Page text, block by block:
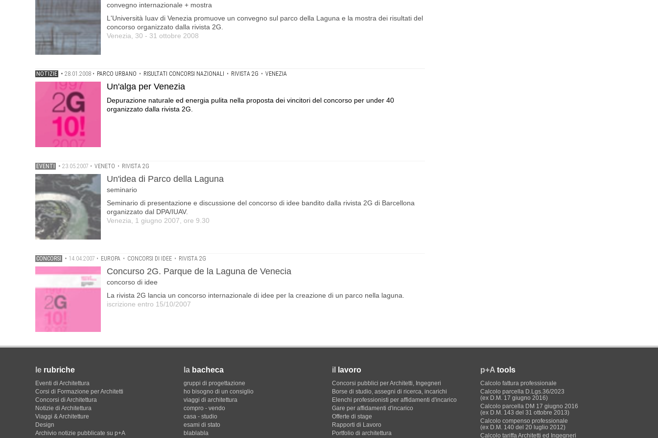
convegno internazionale + mostra
L'Università Iuav di Venezia promuove un convegno sul parco della Laguna e la mostra dei risultati del
concorso organizzato dalla rivista 2G.
Venezia, 30 - 31 ottobre 2008
NOTIZIE • 28.01.2008 • PARCO URBANO • RISULTATI CONCORSI NAZIONALI • RIVISTA 2G • VENEZIA
Un'alga per Venezia
Depurazione naturale ed energia pulita nella proposta dei vincitori del concorso per under 40
organizzato dalla rivista 2G.
EVENTI • 23.05.2007 • VENETO • RIVISTA 2G
Un'idea di Parco della Laguna
seminario
Seminario di presentazione e discussione del concorso di idee bandito dalla rivista 2G di Barcellona
organizzato dal DPA/IUAV.
Venezia, 1 giugno 2007, ore 9.30
CONCORSI • 14.04.2007 • EUROPA • CONCORSI DI IDEE • RIVISTA 2G
Concurso 2G. Parque de la Laguna de Venecia
concorso di idee
La rivista 2G lancia un concorso internazionale di idee per la creazione di un parco nella laguna.
iscrizione entro 15/10/2007
le rubriche
Eventi di Architettura
Corsi di Formazione per Architetti
Concorsi di Architettura
Notizie di Architettura
Viaggi & Architetture
Design
Archivio notizie pubblicate su p+A
la bacheca
gruppi di progettazione
ho bisogno di un consiglio
viaggi di architettura
compro - vendo
casa - studio
esami di stato
blablabla
il lavoro
Concorsi pubblici per Architetti, Ingegneri
Borse di studio, assegni di ricerca, incarichi
Elenchi professionisti per affidamenti d'incarico
Gare per affidamenti d'incarico
Offerte di stage
Rapporti di Lavoro
Portfolio di architettura
p+A tools
Calcolo fattura professionale
Calcolo parcella D.Lgs.36/2023
(ex D.M. 17 giugno 2016)
Calcolo parcella DM 17 giugno 2016
(ex D.M. 143 del 31 ottobre 2013)
Calcolo compenso professionale
(ex D.M. 140 del 20 luglio 2012)
Calcolo tariffa Architetti ed Ingegneri